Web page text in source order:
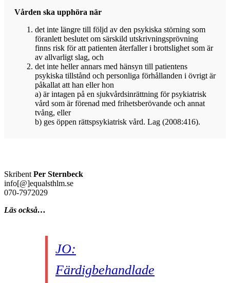
Vården ska upphöra när
det inte längre till följd av den psykiska störning som
föranlett beslutet om särskild utskrivningsprövning
finns risk för att patienten återfaller i brottslighet som är
av allvarligt slag, och
det inte heller annars med hänsyn till patientens
psykiska tillstånd och personliga förhållanden i övrigt är
påkallat att han eller hon
a) är intagen på en sjukvårdsinrättning för psykiatrisk
vård som är förenad med frihetsberövande och annat
tvång, eller
b) ges öppen rättspsykiatrisk vård. Lag (2008:416).
Skribent Per Sternbeck
info[@]equalsthlm.se
070-7972029
Läs också…
JO:
Färdigbehandlade